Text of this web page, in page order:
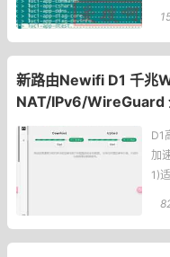
新路由Newifi D1 千兆
NAT/IPv6/WireGuard
D1
加
1)